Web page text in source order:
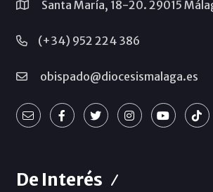
Santa María, 18-20. 29015
(+34) 952 224 386
obispado@diocesismalaga.es
De Interés